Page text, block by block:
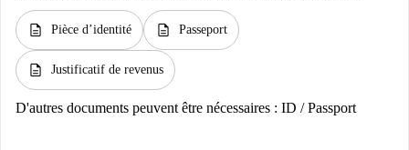
description Pièce d’identité description Passeport
description Justificatif de revenus
D'autres documents peuvent être nécessaires : ID / Passport